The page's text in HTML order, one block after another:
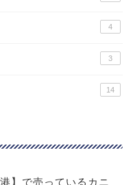
4
3
14
】で売っているカニ